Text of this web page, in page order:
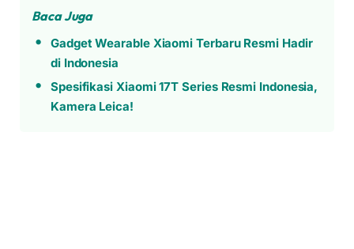
Baca Juga
Gadget Wearable Xiaomi Terbaru Resmi Hadir
di Indonesia
Spesifikasi Xiaomi 17T Series Resmi Indonesia,
Kamera Leica!